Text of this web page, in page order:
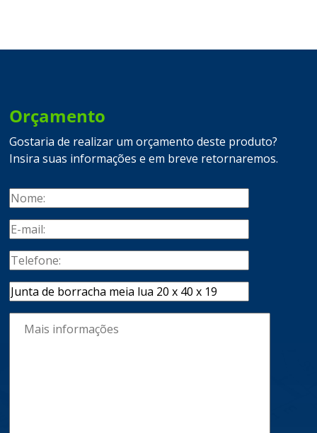
Orçamento
Gostaria de realizar um orçamento deste produto?
Insira suas informações e em breve retornaremos.